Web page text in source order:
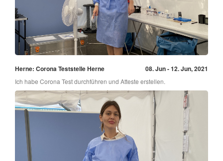
Herne: Corona Teststelle Herne 08. Jun - 12. Jun, 2021
Ich habe Corona Test durchführen und Atteste erstellen.